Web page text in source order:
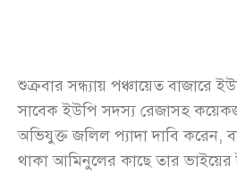
শুক্রবার সন্ধ্যায় পঞ্চায়েত বাজারে
সাবেক ইউপি সদস্য রেজাসহ
অভিযুক্ত জলিল প্যাদা দাবি করেন,
থাকা আমিনুলের কাছে তার ভাইয়ের